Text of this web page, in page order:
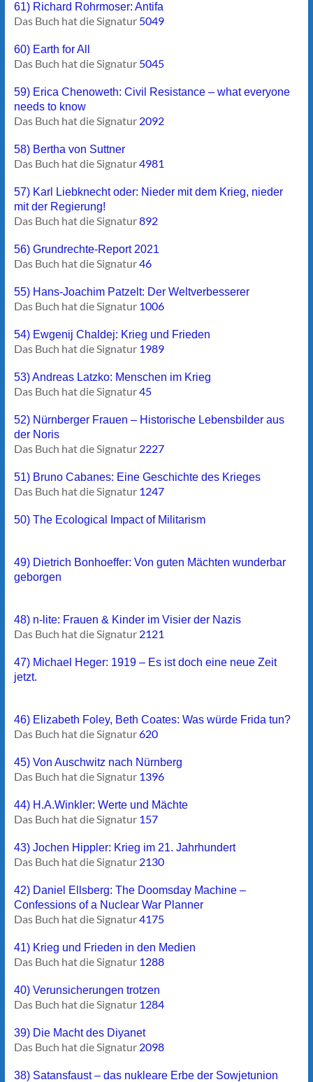
61) Richard Rohrmoser: Antifa
Das Buch hat die Signatur 5049
60) Earth for All
Das Buch hat die Signatur 5045
59) Erica Chenoweth: Civil Resistance – what everyone
needs to know
Das Buch hat die Signatur 2092
58) Bertha von Suttner
Das Buch hat die Signatur4981
57) Karl Liebknecht oder: Nieder mit dem Krieg, nieder
mit der Regierung!
Das Buch hat die Signatur892
56) Grundrechte-Report 2021
Das Buch hat die Signatur46
55) Hans-Joachim Patzelt: Der Weltverbesserer
Das Buch hat die Signatur 1006
54) Ewgenij Chaldej: Krieg und Frieden
Das Buch hat die Signatur 1989
53) Andreas Latzko: Menschen im Krieg
Das Buch hat die Signatur45
52) Nürnberger Frauen – Historische Lebensbilder aus
der Noris
Das Buch hat die Signatur 2227
51) Bruno Cabanes: Eine Geschichte des Krieges
Das Buch hat die Signatur 1247
50) The Ecological Impact of Militarism
49) Dietrich Bonhoeffer: Von guten Mächten wunderbar
geborgen
48) n-lite: Frauen & Kinder im Visier der Nazis
Das Buch hat die Signatur 2121
47) Michael Heger: 1919 – Es ist doch eine neue Zeit
jetzt.
46) Elizabeth Foley, Beth Coates: Was würde Frida tun?
Das Buch hat die Signatur620
45) Von Auschwitz nach Nürnberg
Das Buch hat die Signatur 1396
44) H.A.Winkler: Werte und Mächte
Das Buch hat die Signatur 157
43) Jochen Hippler: Krieg im 21. Jahrhundert
Das Buch hat die Signatur 2130
42) Daniel Ellsberg: The Doomsday Machine –
Confessions of a Nuclear War Planner
Das Buch hat die Signatur4175
41) Krieg und Frieden in den Medien
Das Buch hat die Signatur 1288
40) Verunsicherungen trotzen
Das Buch hat die Signatur 1284
39) Die Macht des Diyanet
Das Buch hat die Signatur 2098
38) Satansfaust – das nukleare Erbe der Sowjetunion